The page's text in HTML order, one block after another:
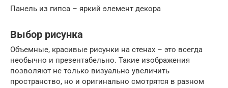
Панель из гипса – яркий элемент декора
Выбор рисунка
Объемные, красивые рисунки на стенах – это всегда
необычно и презентабельно. Такие изображения
позволяют не только визуально увеличить
пространство, но и оригинально смотрятся в разном